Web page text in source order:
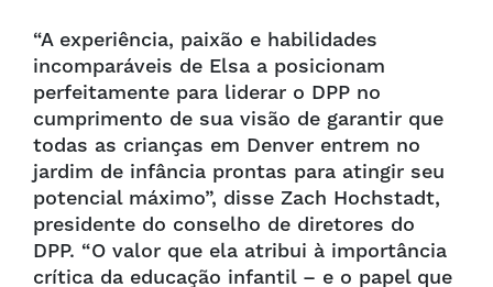
“A experiência, paixão e habilidades
incomparáveis de Elsa a posicionam
perfeitamente para liderar o DPP no
cumprimento de sua visão de garantir que
todas as crianças em Denver entrem no
jardim de infância prontas para atingir seu
potencial máximo”, disse Zach Hochstadt,
presidente do conselho de diretores do
DPP. “O valor que ela atribui à importância
crítica da educação infantil – e o papel que